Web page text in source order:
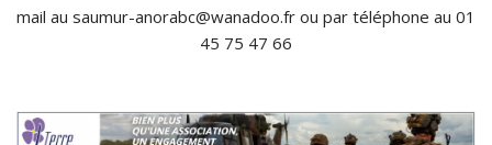
mail au saumur-anorabc@wanadoo.fr ou par téléphone au 01
45 75 47 66